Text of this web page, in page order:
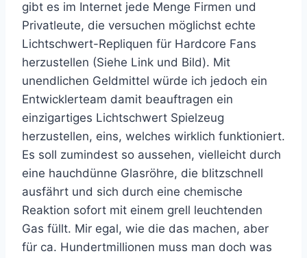
gibt es im Internet jede Menge Firmen und
Privatleute, die versuchen möglichst echte
Lichtschwert-Repliquen für Hardcore Fans
herzustellen (Siehe Link und Bild). Mit
unendlichen Geldmittel würde ich jedoch ein
Entwicklerteam damit beauftragen ein
einzigartiges Lichtschwert Spielzeug
herzustellen, eins, welches wirklich funktioniert.
Es soll zumindest so aussehen, vielleicht durch
eine hauchdünne Glasröhre, die blitzschnell
ausfährt und sich durch eine chemische
Reaktion sofort mit einem grell leuchtenden
Gas füllt. Mir egal, wie die das machen, aber
für ca. Hundertmillionen muss man doch was